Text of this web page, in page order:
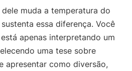
muda a temperatura do
essa diferença. Você
apenas interpretando um
uma tese sobre
apresentar como diversão,